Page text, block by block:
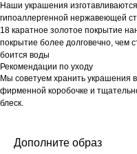
Наши украшения
гипоаллергенной нержавеющей
18 каратное золотое покрытие
покрытие более долговечно, чем
боится воды
Рекомендации по уходу
Мы советуем хранить украшения
фирменной коробочке и
блеск.
Дополните образ